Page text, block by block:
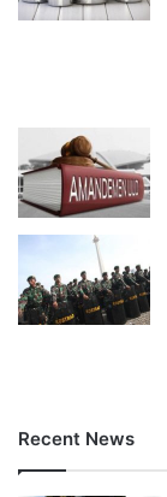
Recent News